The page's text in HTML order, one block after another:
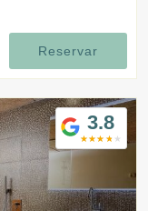
Reservar
3.8